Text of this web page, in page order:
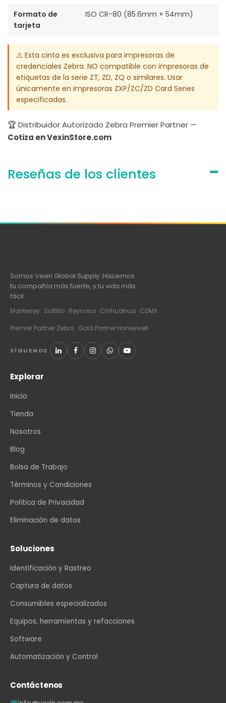
Formato de
tarjeta
ISO CR-80 (85.6mm × 54mm)
⚠️ Esta cinta es exclusiva para impresoras de
credenciales Zebra. NO compatible con impresoras de
etiquetas de la serie ZT, ZD, ZQ o similares. Usar
únicamente en impresoras ZXP/ZC/ZD Card Series
especificadas.
🏆 Distribuidor Autorizado Zebra Premier Partner —
Cotiza en VexinStore.com
Reseñas de los clientes
Somos Vexin Global Supply. Hacemos
tu compañía más fuerte, y tu vida más
fácil.
Monterrey · Saltillo · Reynosa · Chihuahua · CDMX
Premier Partner Zebra · Gold Partner Honeywell
SÍGUENOS
Explorar
Inicio
Tienda
Nosotros
Blog
Bolsa de Trabajo
Términos y Condiciones
Política de Privacidad
Eliminación de datos
Soluciones
Identificación y Rastreo
Captura de datos
Consumibles especializados
Equipos, herramientas y refacciones
Software
Automatización y Control
Contáctenos